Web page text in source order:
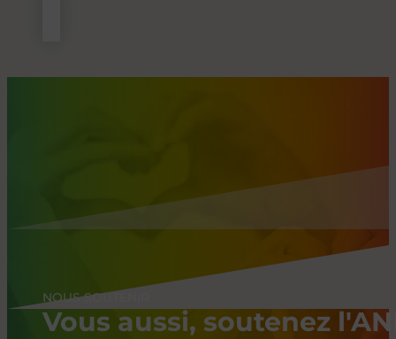
NOUS SOUTENIR
Vous aussi, soutenez